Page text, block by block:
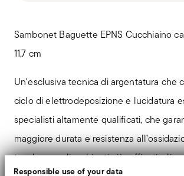
Responsible use of your data
Sambonet Baguette EPNS Cucchiaino
11,7 cm
Un'esclusiva tecnica di argentatura che
ciclo di elettrodeposizione e lucidatura
specialisti altamente qualificati, che
maggiore durata e resistenza
tavole e negli ambienti più raffinati, gli